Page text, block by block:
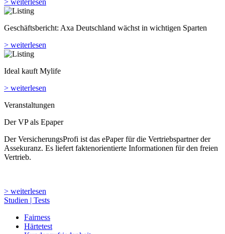
Veranstaltungen
Der VP als Epaper
Der VersicherungsProfi ist das ePaper für die Vertriebspartner der
Vertrieb.
> weiterlesen
Studien | Tests
Kundenzufriedenheit
Tarifvergleich
Produkt des Monats
Branche